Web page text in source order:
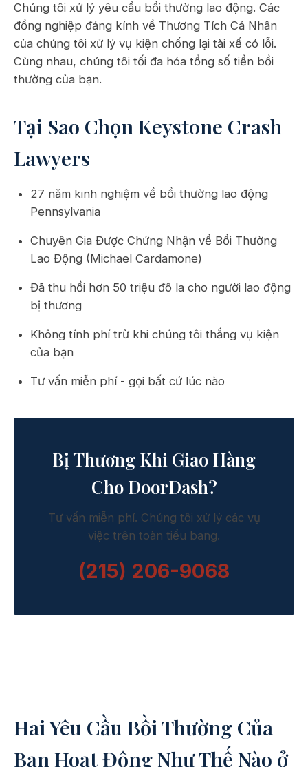
Chúng tôi xử lý yêu cầu bồi thường lao động. Các
đồng nghiệp đáng kính về Thương Tích Cá Nhân
của chúng tôi xử lý vụ kiện chống lại tài xế có lỗi.
Cùng nhau, chúng tôi tối đa hóa tổng số tiền bồi
thường của bạn.
Tại Sao Chọn Keystone Crash
Lawyers
27 năm kinh nghiệm về bồi thường lao động
Pennsylvania
Chuyên Gia Được Chứng Nhận về Bồi Thường
Lao Động (Michael Cardamone)
Đã thu hồi hơn 50 triệu đô la cho người lao động
bị thương
Không tính phí trừ khi chúng tôi thắng vụ kiện
của bạn
Tư vấn miễn phí - gọi bất cứ lúc nào
Bị Thương Khi Giao Hàng
Cho DoorDash?
Tư vấn miễn phí. Chúng tôi xử lý các vụ
việc trên toàn tiểu bang.
(215) 206-9068
Hai Yêu Cầu Bồi Thường Của
Bạn Hoạt Động Như Thế Nào ở